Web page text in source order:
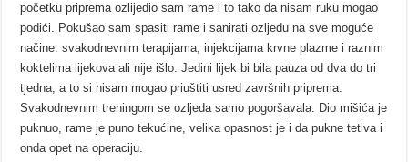
početku priprema ozlijedio sam rame i to tako da nisam ruku mogao
podići. Pokušao sam spasiti rame i sanirati ozljedu na sve moguće
načine: svakodnevnim terapijama, injekcijama krvne plazme i raznim
koktelima lijekova ali nije išlo. Jedini lijek bi bila pauza od dva do tri
tjedna, a to si nisam mogao priuštiti usred završnih priprema.
Svakodnevnim treningom se ozljeda samo pogoršavala. Dio mišića je
puknuo, rame je puno tekućine, velika opasnost je i da pukne tetiva i
onda opet na operaciju.